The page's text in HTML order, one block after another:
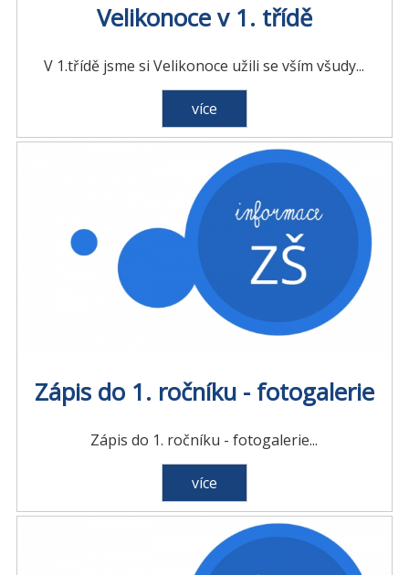
Velikonoce v 1. třídě
V 1.třídě jsme si Velikonoce užili se vším všudy...
více
Zápis do 1. ročníku - fotogalerie
Zápis do 1. ročníku - fotogalerie...
více